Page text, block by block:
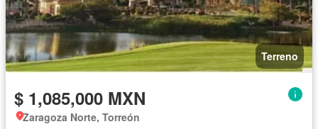
Terreno
$ 1,085,000 MXN
Zaragoza Norte, Torreón